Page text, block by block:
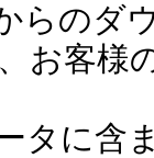
らのダ
お客様
タに含